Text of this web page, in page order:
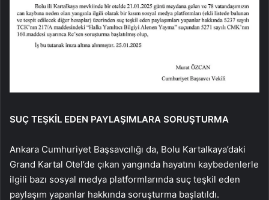
SUÇ TEŞKİL EDEN PAYLAŞIMLARA SORUŞTURMA
Ankara Cumhuriyet Başsavcılığı da, Bolu Kartalkaya’daki
Grand Kartal Otel’de çıkan yangında hayatını kaybedenlerle
ilgili bazı sosyal medya platformlarında suç teşkil eden
paylaşım yapanlar hakkında soruşturma başlatıldı.